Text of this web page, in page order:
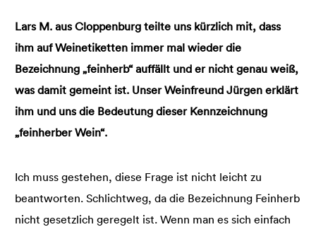
Lars M. aus Cloppenburg teilte uns kürzlich mit, dass
ihm auf Weinetiketten immer mal wieder die
Bezeichnung „feinherb“ auffällt und er nicht genau weiß,
was damit gemeint ist. Unser Weinfreund Jürgen erklärt
ihm und uns die Bedeutung dieser Kennzeichnung
„feinherber Wein“.
Ich muss gestehen, diese Frage ist nicht leicht zu
beantworten. Schlichtweg, da die Bezeichnung Feinherb
nicht gesetzlich geregelt ist. Wenn man es sich einfach